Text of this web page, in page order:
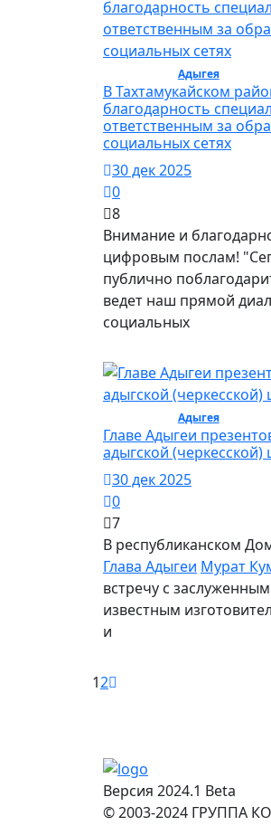
Адыгея/
В Тахтамукайском
благодарность
ответственным за
социальных сетях
30 дек 2025
0
8
Внимание и
цифровым послам!
публично
ведет наш прямой
социальных
Адыгея/
Главе Адыгеи
адыгской (черкесской)
30 дек 2025
0
7
В республиканском
Глава Адыгеи Мурат
встречу с
известным
и
12
Версия 2024.1 Beta
© 2003-2024 ГРУППА